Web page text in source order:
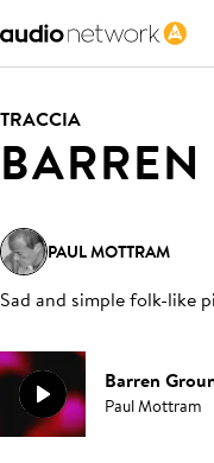
TRACCIA
PAUL MOTTRAM
Sad and simple folk-like
Barren
Paul Mottram